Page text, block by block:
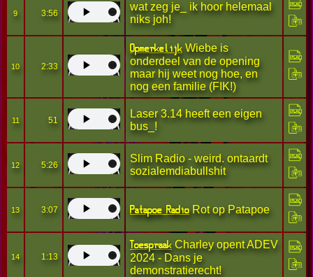
9 3:56
wat zeg je_ ik hoor helemaal
niks joh!
10 2:33
Opmerkelijk Wiebe is
onderdeel van de opening
maar hij weet nog hoe, en
nog een familie (FIK!)
11 51
Laser 3.14 heeft een eigen
bus_!
12 5:26
Slim Radio - weird. ontaardt
sozialemdiabullshit
13 3:07 Patapoe RadioRot op Patapoe
14 1:13
Toespraak Charley opent ADEV
2024 - Dans je
demonstratierecht!